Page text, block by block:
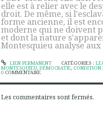
elle est à relier avec le
droit. De même, si
forme ancienne, il est
moderne qui ne doivent
et dont la nature
Montesquieu analyse aux
LIEN PERMANENT CATÉGORIES :
MONTESQUIEU, DÉMOCRATIE, CONDITION
0 COMMENTAIRE
Les commentaires sont fermés.